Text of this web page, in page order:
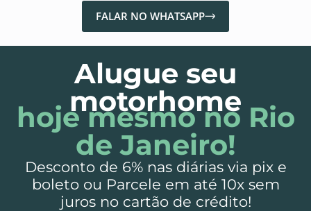
FALAR NO WHATSAPP
Alugue seu
motorhome
hoje mesmo no Rio
de Janeiro!
Desconto de 6% nas diárias via pix e
boleto ou Parcele em até 10x sem
juros no cartão de crédito!